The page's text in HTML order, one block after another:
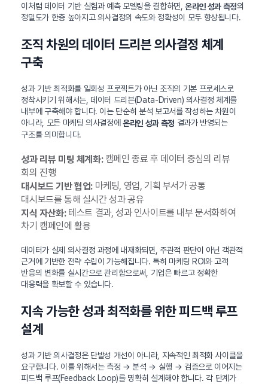
이처럼 데이터 기반 실험과 예측 모델링을 결합하면,온라인 성과 측정의
정밀도가 한층 높아지고 의사결정의 속도와 정확성이 모두 향상됩니다.
조직 차원의 데이터 드리븐 의사결정 체계
구축
성과 기반 최적화를 일회성 프로젝트가 아닌 조직의 기본 프로세스로
정착시키기 위해서는, 데이터 드리븐(Data-Driven) 의사결정 체계를
내부에 구축해야 합니다. 이는 단순히 분석 보고서를 작성하는 차원이
아니라, 모든 마케팅 의사결정에온라인 성과 측정 결과가 반영되는
구조를 의미합니다.
성과 리뷰 미팅 체계화:캠페인 종료 후 데이터 중심의 리뷰
회의 진행
대시보드 기반 협업:마케팅, 영업, 기획 부서가 공통
대시보드를 통해 실시간 성과 공유
지식 자산화:테스트 결과, 성과 인사이트를 내부 문서화하여
차기 캠페인에 활용
데이터가 실제 의사결정 과정에 내재화되면, 주관적 판단이 아닌 객관적
근거에 기반한 전략 수립이 가능해집니다. 특히 마케팅 ROI와 고객
반응의 변화를 실시간으로 관리함으로써, 기업은 빠르고 정확한
대응력을 확보할 수 있습니다.
지속 가능한 성과 최적화를 위한 피드백 루프
설계
성과 기반 의사결정은 단발성 개선이 아니라, 지속적인 최적화 사이클을
요구합니다. 이를 위해서는 측정 → 분석 → 실행 → 검증으로 이어지는
피드백 루프(Feedback Loop)를 명확히 설계해야 합니다. 각 단계가